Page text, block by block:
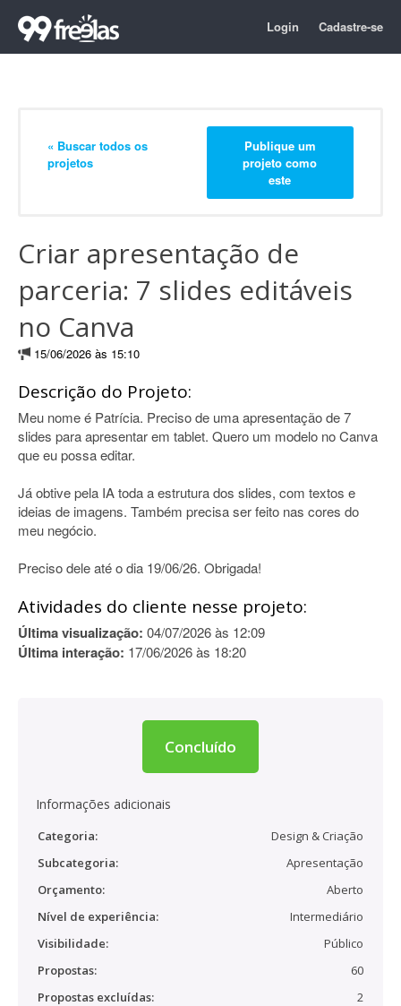
Login Cadastre-se
« Buscar todos os
projetos
Publique um
projeto como
este
Criar apresentação de
parceria: 7 slides editáveis
no Canva
15/06/2026 às 15:10
Descrição do Projeto:
Meu nome é Patrícia. Preciso de uma apresentação de 7
slides para apresentar em tablet. Quero um modelo no Canva
que eu possa editar.
Já obtive pela IA toda a estrutura dos slides, com textos e
ideias de imagens. Também precisa ser feito nas cores do
meu negócio.
Preciso dele até o dia 19/06/26. Obrigada!
Atividades do cliente nesse projeto:
Última visualização: 04/07/2026 às 12:09
Última interação: 17/06/2026 às 18:20
Concluído
Informações adicionais
Categoria:
Design & Criação
Subcategoria:
Apresentação
Orçamento:
Aberto
Nível de experiência:
Intermediário
Visibilidade:
Público
Propostas:
60
Propostas excluídas:
2